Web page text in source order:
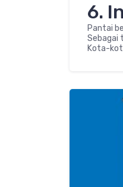
6.
Pantai
Sebagai
Kota-